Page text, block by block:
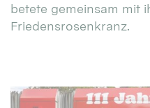
betete gemeinsam mit
Friedensrosenkranz.